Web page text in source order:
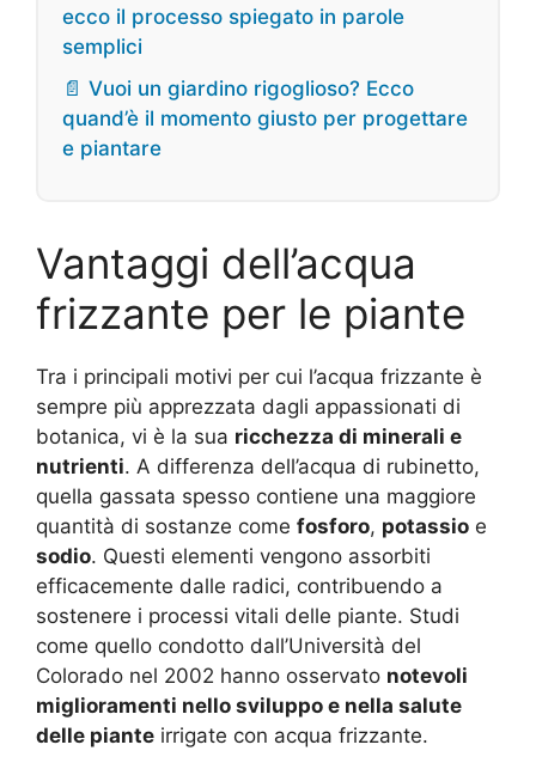
ecco il processo spiegato in parole
semplici
📄 Vuoi un giardino rigoglioso? Ecco
quand’è il momento giusto per progettare
e piantare
Vantaggi dell’acqua
frizzante per le piante
Tra i principali motivi per cui l’acqua frizzante è
sempre più apprezzata dagli appassionati di
botanica, vi è la sua ricchezza di minerali e
nutrienti. A differenza dell’acqua di rubinetto,
quella gassata spesso contiene una maggiore
quantità di sostanze come fosforo, potassio e
sodio. Questi elementi vengono assorbiti
efficacemente dalle radici, contribuendo a
sostenere i processi vitali delle piante. Studi
come quello condotto dall’Università del
Colorado nel 2002 hanno osservato notevoli
miglioramenti nello sviluppo e nella salute
delle piante irrigate con acqua frizzante.